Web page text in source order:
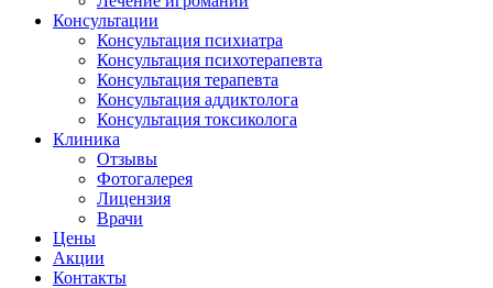
Консультации
Консультация психиатра
Консультация психотерапевта
Консультация терапевта
Консультация аддиктолога
Консультация токсиколога
Клиника
Отзывы
Фотогалерея
Лицензия
Врачи
Цены
Акции
Контакты